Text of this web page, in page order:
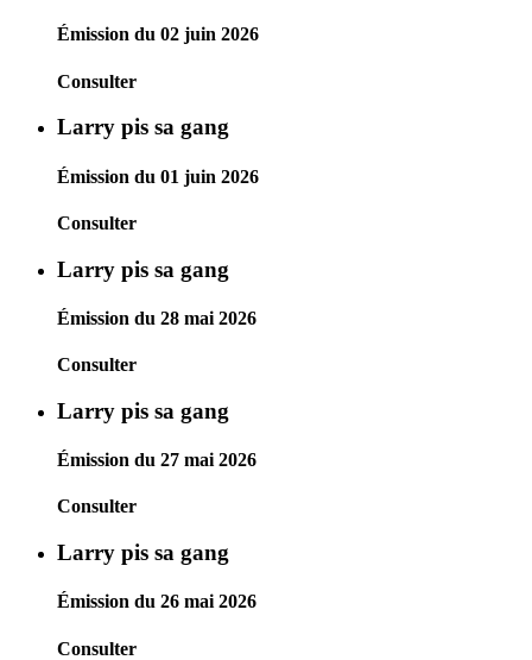
Émission du 02 juin 2026
Consulter
Larry pis sa gang
Émission du 01 juin 2026
Consulter
Larry pis sa gang
Émission du 28 mai 2026
Consulter
Larry pis sa gang
Émission du 27 mai 2026
Consulter
Larry pis sa gang
Émission du 26 mai 2026
Consulter